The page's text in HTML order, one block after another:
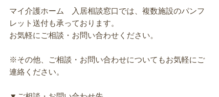
マイ介護ホーム 入居相談窓口では、複数施設のパンフ
レット送付も承っております。
お気軽にご相談・お問い合わせください。
※その他、ご相談・お問い合わせについてもお気軽にご
連絡ください。